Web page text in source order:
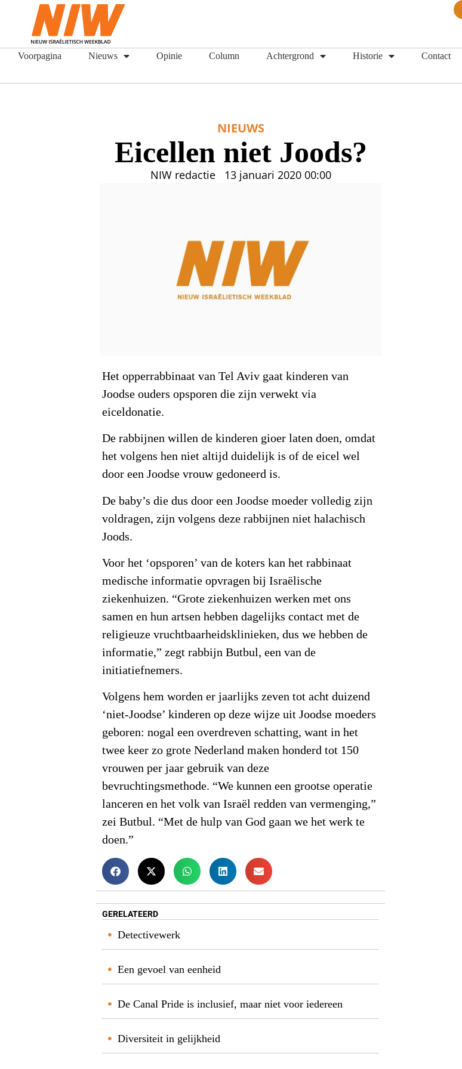
Voorpagina Nieuws Opinie Column Achtergrond Historie Contact
NIEUWS
Eicellen niet Joods?
NIW redactie 13 januari 2020 00:00
Het opperrabbinaat van Tel Aviv gaat kinderen van
Joodse ouders opsporen die zijn verwekt via
eiceldonatie.
De rabbijnen willen de kinderen gioer laten doen, omdat
het volgens hen niet altijd duidelijk is of de eicel wel
door een Joodse vrouw gedoneerd is.
De baby’s die dus door een Joodse moeder volledig zijn
voldragen, zijn volgens deze rabbijnen niet halachisch
Joods.
Voor het ‘opsporen’ van de koters kan het rabbinaat
medische informatie opvragen bij Israëlische
ziekenhuizen. “Grote ziekenhuizen werken met ons
samen en hun artsen hebben dagelijks contact met de
religieuze vruchtbaarheidsklinieken, dus we hebben de
informatie,” zegt rabbijn Butbul, een van de
initiatiefnemers.
Volgens hem worden er jaarlijks zeven tot acht duizend
‘niet-Joodse’ kinderen op deze wijze uit Joodse moeders
geboren: nogal een overdreven schatting, want in het
twee keer zo grote Nederland maken honderd tot 150
vrouwen per jaar gebruik van deze
bevruchtingsmethode. “We kunnen een grootse operatie
lanceren en het volk van Israël redden van vermenging,”
zei Butbul. “Met de hulp van God gaan we het werk te
doen.”
GERELATEERD
Detectivewerk
Een gevoel van eenheid
De Canal Pride is inclusief, maar niet voor iedereen
Diversiteit in gelijkheid